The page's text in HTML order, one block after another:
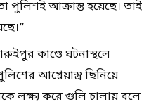
আক্রান্ত হয়েছে। তাই
কাণ্ডে ঘটনাস্থলে
আগ্নেয়াস্ত্র ছিনিয়ে
লক্ষ্য করে গুলি চালায় বলে